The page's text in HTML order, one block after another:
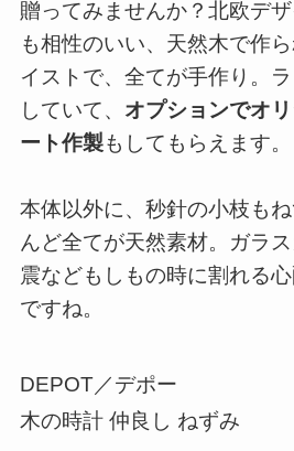
贈ってみませんか？北欧デ
も相性のいい、天然木で作
イストで、全てが手作り。
していて、 オプションでオ
ート作製もしてもらえます。
本体以外に、秒針の小枝も
んど全てが天然素材。ガラ
震などもしもの時に割れる
ですね。
DEPOT／デポー
木の時計 仲良し ねずみ